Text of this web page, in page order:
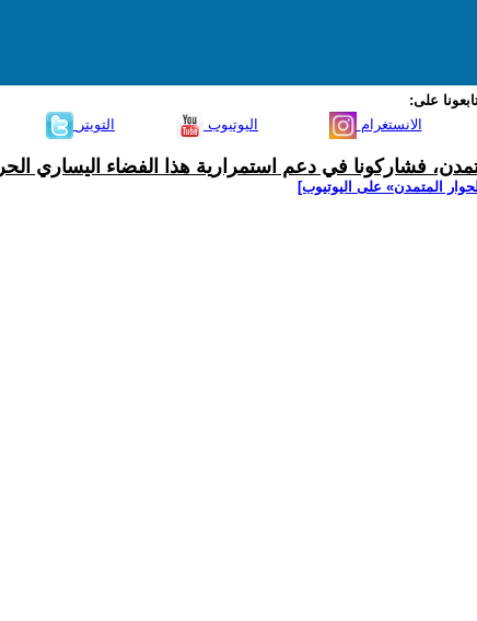
على:
التويتر اليوتيوب الانستغرام
فشاركونا في دعم استمرارية هذا الفضاء اليساري الحر
المتمدن» على اليوتيوب]